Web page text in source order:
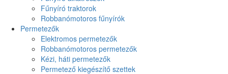
Fűnyíró traktorok
Robbanómotoros fűnyírók
Permetezők
Elektromos permetezők
Robbanómotoros permetezők
Kézi, háti permetezők
Permetező kiegészítő szettek